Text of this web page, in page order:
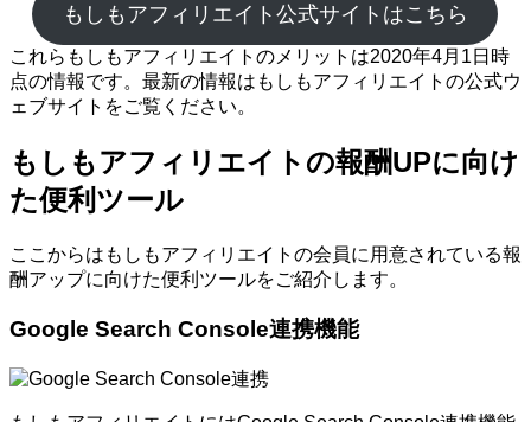
もしもアフィリエイト公式サイトはこちら
これらもしもアフィリエイトのメリットは2020年4月1日時
点の情報です。最新の情報はもしもアフィリエイトの公式ウ
ェブサイトをご覧ください。
もしもアフィリエイトの報酬UPに向け
た便利ツール
ここからはもしもアフィリエイトの会員に用意されている報
酬アップに向けた便利ツールをご紹介します。
Google Search Console連携機能